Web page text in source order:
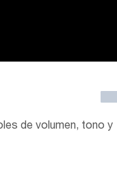
de volumen, tono y